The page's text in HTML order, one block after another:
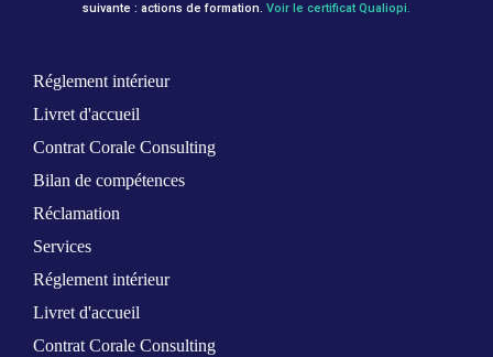
suivante : actions de formation. Voir le certificat Qualiopi.
Réglement intérieur
Livret d'accueil
Contrat Corale Consulting
Bilan de compétences
Réclamation
Services
Réglement intérieur
Livret d'accueil
Contrat Corale Consulting